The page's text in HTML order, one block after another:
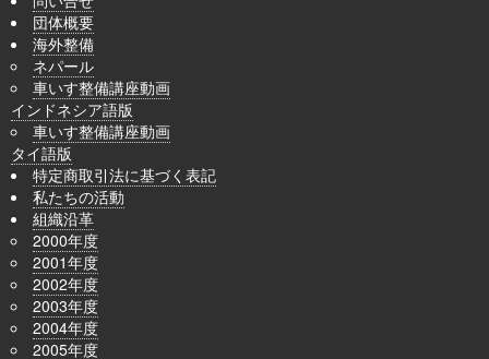
団体概要
海外整備
ネパール
車いす整備講座動画
インドネシア語版
車いす整備講座動画
タイ語版
特定商取引法に基づく表記
私たちの活動
組織沿革
2000年度
2001年度
2002年度
2003年度
2004年度
2005年度